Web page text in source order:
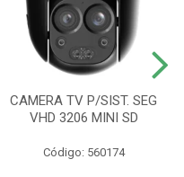
CAMERA TV P/SIST. SEG
VHD 3206 MINI SD
Código: 560174